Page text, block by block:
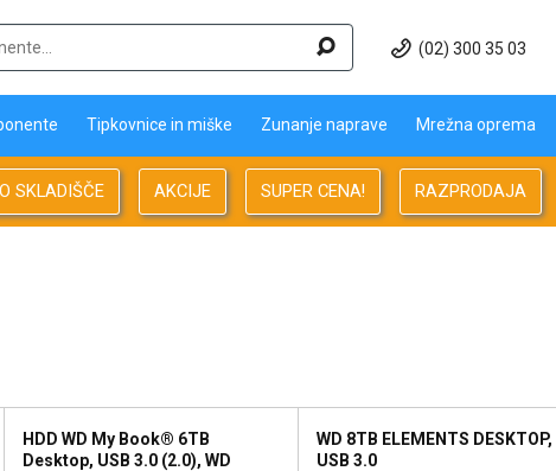
(02) 300 35 03
Tipkovnice in miške Zunanje naprave Mrežna oprema
SKLADIŠČE AKCIJE SUPER CENA! RAZPRODAJA
HDD WD My Book® 6TB
Desktop, USB 3.0 (2.0), WD
WD 8TB ELEMENTS DESKTOP,
USB 3.0